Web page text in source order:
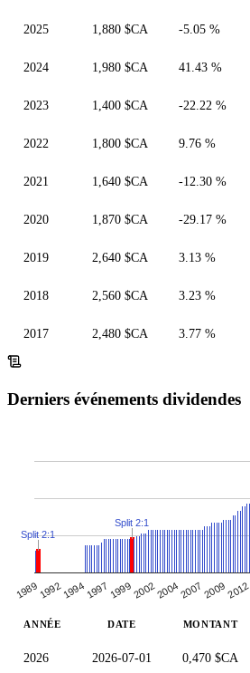
2025 1,880 $CA -5.05 %
2024 1,980 $CA 41.43 %
2023 1,400 $CA -22.22 %
2022 1,800 $CA 9.76 %
2021 1,640 $CA -12.30 %
2020 1,870 $CA -29.17 %
2019 2,640 $CA 3.13 %
2018 2,560 $CA 3.23 %
2017 2,480 $CA 3.77 %
Derniers événements dividendes
1989199219941997 199920022004200720092012
Split 2:1
Split 2:1
ANNÉE DATE MONTANT
2026 2026-07-01 0,470 $CA